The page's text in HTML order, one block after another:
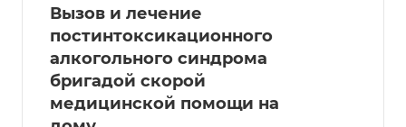
Вызов и лечение
постинтоксикационного
алкогольного синдрома
бригадой скорой
медицинской помощи на